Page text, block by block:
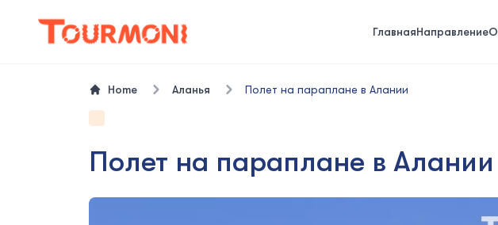
ГлавнаяНаправлениеО
Home Аланья Полет на параплане в Алании
Полет на параплане в Алании